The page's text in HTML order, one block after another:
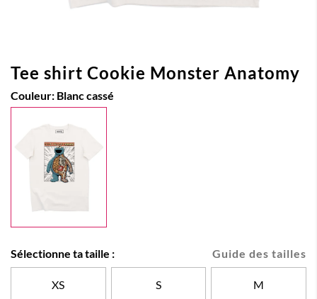
Tee shirt Cookie Monster Anatomy
Couleur: Blanc cassé
Guide des tailles
Sélectionne ta taille :
XS S M